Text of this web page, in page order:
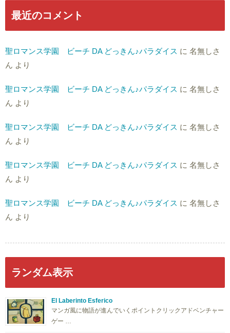
最近のコメント
聖ロマンス学園 ビーチ DA どっきん♪パラダイス に 名無しさ
ん より
聖ロマンス学園 ビーチ DA どっきん♪パラダイス に 名無しさ
ん より
聖ロマンス学園 ビーチ DA どっきん♪パラダイス に 名無しさ
ん より
聖ロマンス学園 ビーチ DA どっきん♪パラダイス に 名無しさ
ん より
聖ロマンス学園 ビーチ DA どっきん♪パラダイス に 名無しさ
ん より
ランダム表示
El Laberinto Esferico
マンガ風に物語が進んでいくポイントクリックアドベンチャー
ゲー …